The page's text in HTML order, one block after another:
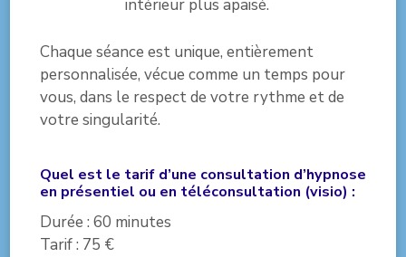
intérieur plus apaisé.
Chaque séance est unique, entièrement
personnalisée, vécue comme un temps pour
vous, dans le respect de votre rythme et de
votre singularité.
Quel est le tarif d’une consultation d’hypnose
en présentiel ou en téléconsultation (visio) :
Durée : 60 minutes
Tarif : 75 €